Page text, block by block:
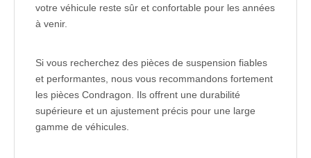
votre véhicule reste sûr et confortable pour les années
à venir.
Si vous recherchez des pièces de suspension fiables
et performantes, nous vous recommandons fortement
les pièces Condragon. Ils offrent une durabilité
supérieure et un ajustement précis pour une large
gamme de véhicules.